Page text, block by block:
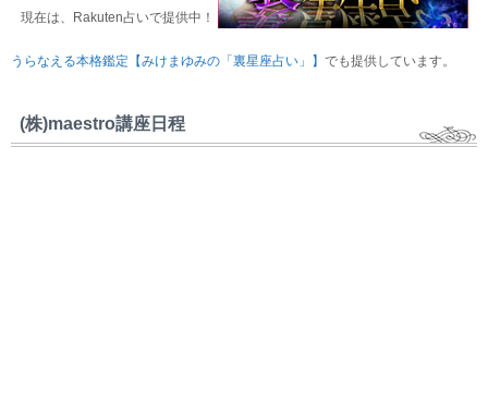
現在は、Rakuten占いで提供中！
うらなえる本格鑑定【みけまゆみの「裏星座占い」】 でも提供しています。
(株)maestro講座日程